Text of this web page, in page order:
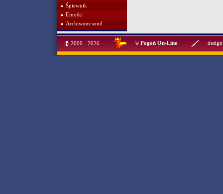
Śpiewnik
Emotki
Archiwum sond
2000 - 2026 © Pogoń On-Line